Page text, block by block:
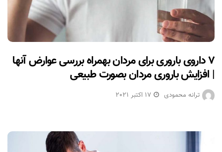
۷ داروی باروری برای مردان بهمراه بررسی عوارض آنها
| افزایش باروری مردان بصورت طبیعی
ترانه محمودی 17 اکتبر 2021